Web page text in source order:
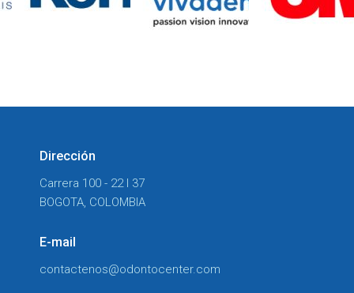
Dirección
Carrera 100 - 22 I 37
BOGOTA, COLOMBIA
E-mail
contactenos@odontocenter.com